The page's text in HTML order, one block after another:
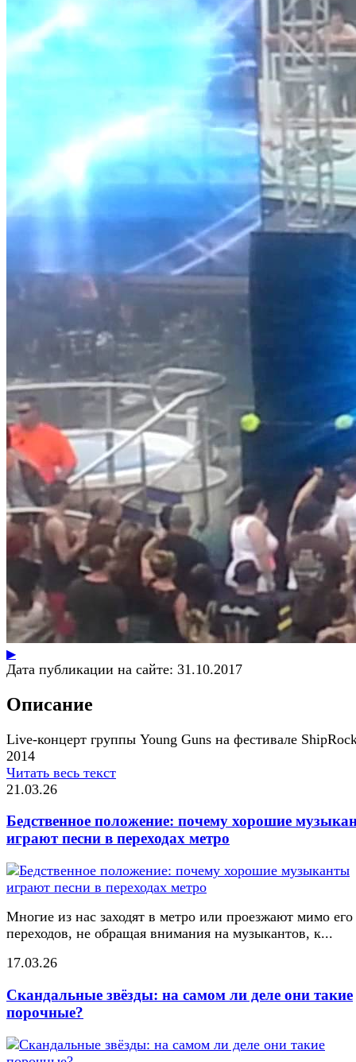
▶
Дата публикации на сайте: 31.10.2017
Описание
Live-концерт группы Young Guns на фестивале
2014
Читать весь текст
21.03.26
Бедственное положение: почему хорошие
играют песни в переходах метро
Многие из нас заходят в метро или проезжают мимо его
переходов, не обращая внимания на музыкантов, к...
17.03.26
Скандальные звёзды: на самом ли деле они такие
порочные?